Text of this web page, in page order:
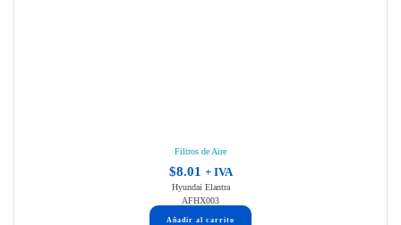
Filtros de Aire
$8.01 + IVA
Hyundai Elantra
AFHX003
Añadir al carrito